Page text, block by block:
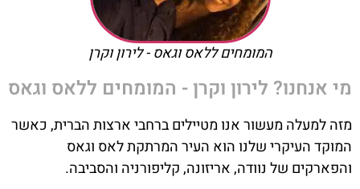
המומחים ללאס וגאס - לירון וקרן
מי אנחנו? לירון וקרן - המומחים ללאס וגאס
מזה למעלה מעשור אנו מטיילים ברחבי ארצות הברית, כאשר
המוקד העיקרי שלנו הוא העיר המרתקת לאס וגאס
והפארקים של נוודה, אריזונה, קליפורניה והסביבה.